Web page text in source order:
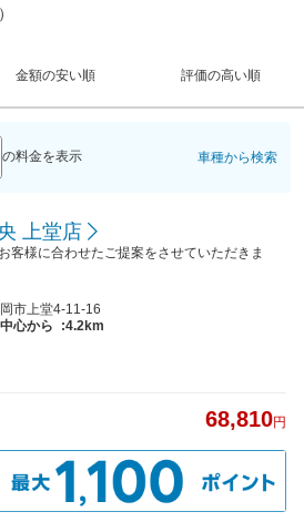
金額の安い順 評価の高い順
の料金を表示 車種から検索
上堂店
客様に合わせたご提案をさせていただきま
市上堂4-11-16
心から
:4.2km
68,810円